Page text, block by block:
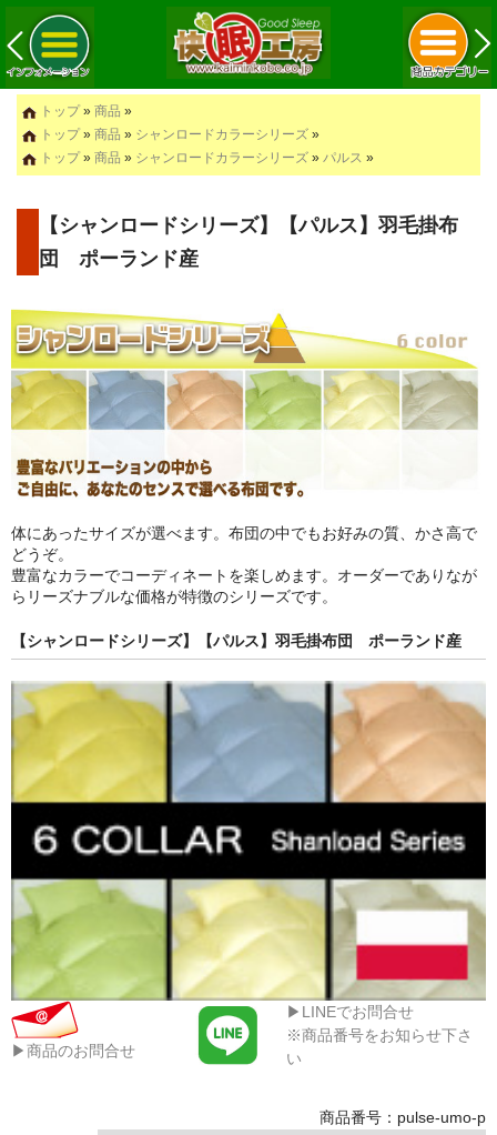
トップ» 商品 »
トップ» 商品 » シャンロードカラーシリーズ »
トップ» 商品 » シャンロードカラーシリーズ » パルス »
【シャンロードシリーズ】【パルス】羽毛掛布
団 ポーランド産
体にあったサイズが選べます。布団の中でもお好みの質、かさ高で
どうぞ。
豊富なカラーでコーディネートを楽しめます。オーダーでありなが
らリーズナブルな価格が特徴のシリーズです。
【シャンロードシリーズ】【パルス】羽毛掛布団 ポーランド産
▶商品のお問合せ
▶LINEでお問合せ
※商品番号をお知らせ下さ
い
商品番号：pulse-umo-p